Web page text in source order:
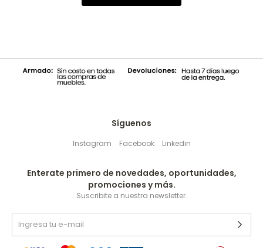
Síguenos
Instagram Facebook Linkedin
Enterate primero de novedades, oportunidades,
promociones y más.
Suscribite a nuestra newsletter.